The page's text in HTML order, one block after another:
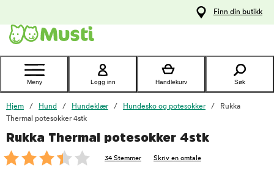
Kontakt
kundeservice
Finn din butikk
Meny Logg inn Handlekurv Søk
Hjem Hund Hundeklær Hundesko og potesokker
Rukka
Thermal potesokker 4stk
Rukka Thermal potesokker 4stk
34 Stemmer Skriv en omtale
foo